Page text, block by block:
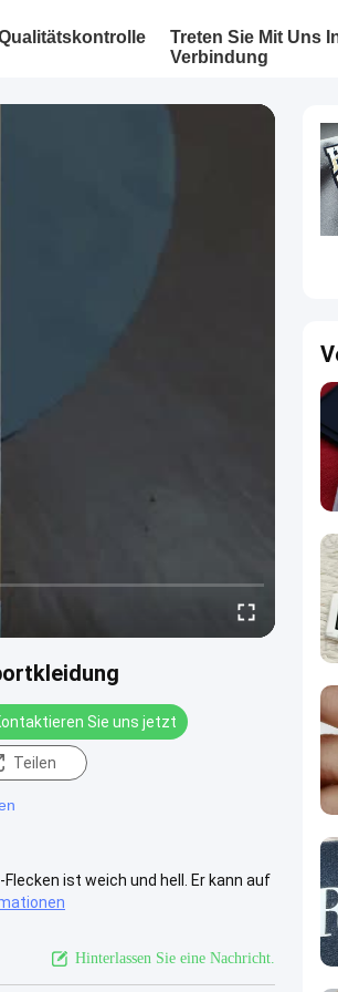
Treten Sie Mit Uns
Verbindung
Sie uns jetzt
Teilen
ist weich und hell. Er kann auf
Hinterlassen Sie eine Nachricht.